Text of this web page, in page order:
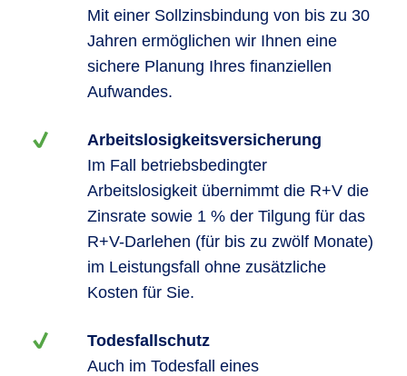
Mit einer Sollzinsbindung von bis zu 30
Jahren ermöglichen wir Ihnen eine
sichere Planung Ihres finanziellen
Aufwandes.
Arbeitslosigkeitsversicherung
Im Fall betriebsbedingter
Arbeitslosigkeit übernimmt die R+V die
Zinsrate sowie 1 % der Tilgung für das
R+V-Darlehen (für bis zu zwölf Monate)
im Leistungsfall ohne zusätzliche
Kosten für Sie.
Todesfallschutz
Auch im Todesfall eines